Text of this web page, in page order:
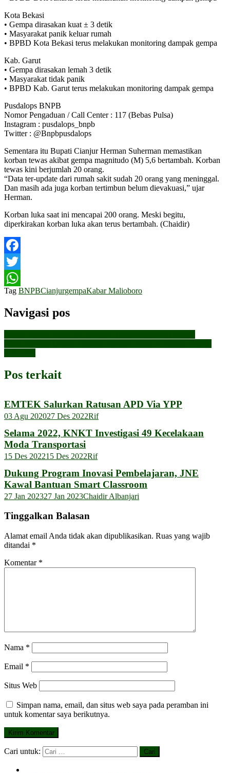
Kota Bekasi
• Gempa dirasakan kuat ± 3 detik
• Masyarakat panik keluar rumah
• BPBD Kota Bekasi terus melakukan monitoring dampak gempa
Kab. Garut
• Gempa dirasakan lemah 3 detik
• Masyarakat tidak panik
• BPBD Kab. Garut terus melakukan monitoring dampak gempa
Pusdalops BNPB
Nomor Pengaduan / Call Center : 117 (Bebas Pulsa)
Instagram : pusdalops_bnpb
Twitter : @Bnpbpusdalops
Sementara itu Bupati Cianjur Herman Suherman memastikan
korban tewas akibat gempa magnitudo (M) 5,6 bertambah. Korban
tewas kini berjumlah 20 orang.
“Data ter-update dari rumah sakit sudah 20 orang yang meninggal.
Dan masih ada juga korban tertimbun belum dievakuasi,” ujar
Herman.
Korban luka saat ini mencapai 200 orang. Meski begitu,
diperkirakan korban luka akan terus bertambah. (Chaidir)
Facebook
Twitter
WhatsApp
Tag BNPBCianjurgempaKabar Malioboro
Navigasi pos
Pos terkait
EMTEK Salurkan Ratusan APD Via YPP
03 Agu 202027 Des 2022Rif
Selama 2022, KNKT Investigasi 49 Kecelakaan
Moda Transportasi
15 Des 202215 Des 2022Rif
Dukung Program Inovasi Pembelajaran, JNE
Kawal Bantuan Smart Classroom
27 Jan 202327 Jan 2023Chaidir Albanjari
Tinggalkan Balasan
Alamat email Anda tidak akan dipublikasikan. Ruas yang wajib
ditandai *
Komentar *
Nama *
Email *
Situs Web
Simpan nama, email, dan situs web saya pada peramban ini
untuk komentar saya berikutnya.
Cari untuk: